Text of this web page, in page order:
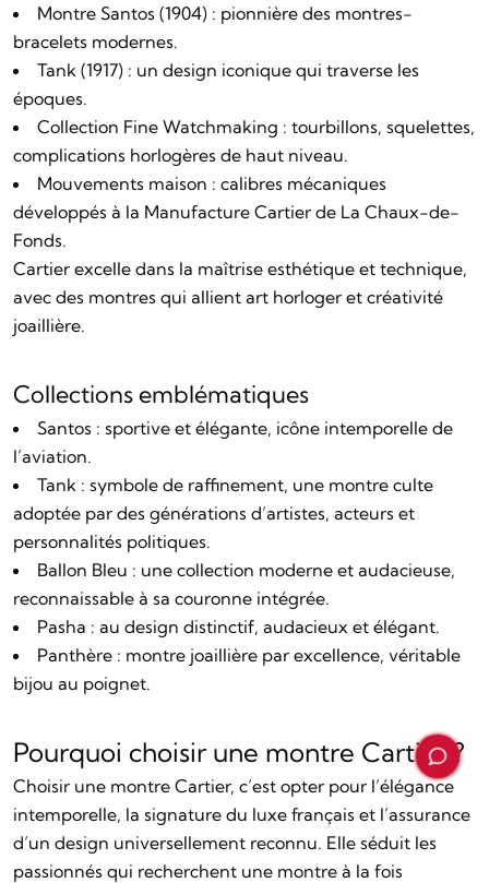
Montre Santos (1904) : pionnière des montres-
bracelets modernes.
Tank (1917) : un design iconique qui traverse les
époques.
Collection Fine Watchmaking : tourbillons, squelettes,
complications horlogères de haut niveau.
Mouvements maison : calibres mécaniques
développés à la Manufacture Cartier de La Chaux-de-
Fonds.
Cartier excelle dans la maîtrise esthétique et technique,
avec des montres qui allient art horloger et créativité
joaillière.
Collections emblématiques
Santos : sportive et élégante, icône intemporelle de
l’aviation.
Tank : symbole de raffinement, une montre culte
adoptée par des générations d’artistes, acteurs et
personnalités politiques.
Ballon Bleu : une collection moderne et audacieuse,
reconnaissable à sa couronne intégrée.
Pasha : au design distinctif, audacieux et élégant.
Panthère : montre joaillière par excellence, véritable
bijou au poignet.
Pourquoi choisir une montre Cartier ?
Choisir une montre Cartier, c’est opter pour l’élégance
intemporelle, la signature du luxe français et l’assurance
d’un design universellement reconnu. Elle séduit les
passionnés qui recherchent une montre à la fois